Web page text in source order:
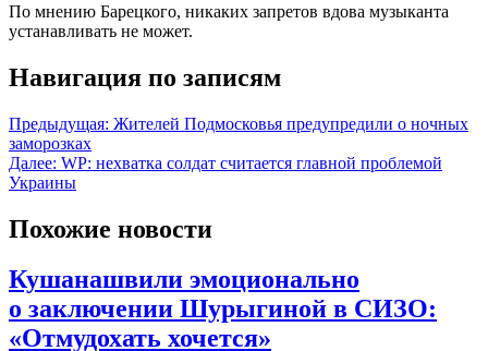
По мнению Барецкого, никаких запретов вдова музыканта
устанавливать не может.
Навигация по записям
Предыдущая: Жителей Подмосковья предупредили о ночных
заморозках
Далее: WP: нехватка солдат считается главной проблемой
Украины
Похожие новости
Кушанашвили эмоционально
о заключении Шурыгиной в СИЗО:
«Отмудохать хочется»